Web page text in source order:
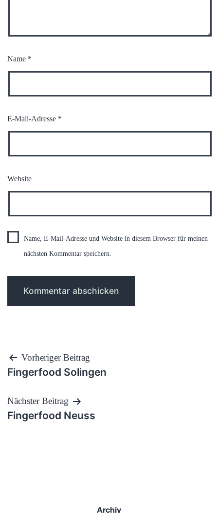
Name *
E-Mail-Adresse *
Website
Name, E-Mail-Adresse und Website in diesem Browser für meinen
nächsten Kommentar speichern.
Beitragsnavigation
Vorheriger Beitrag
Fingerfood Solingen
Nächster Beitrag
Fingerfood Neuss
Archiv